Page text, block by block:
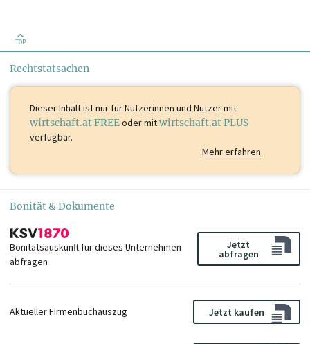
TOP
Rechtstatsachen
Dieser Inhalt istnur für Nutzerinnen und Nutzer mit
wirtschaft.at FREEoder mitwirtschaft.at PLUS
verfügbar.
Mehr erfahren
Bonität & Dokumente
Bonitätsauskunft für dieses Unternehmen
abfragen
Jetzt
abfragen
Aktueller Firmenbuchauszug Jetzt kaufen